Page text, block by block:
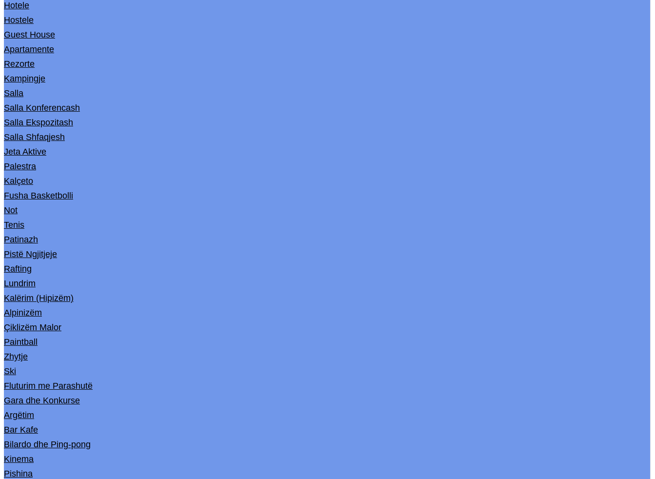
Hotele
Hostele
Guest House
Apartamente
Rezorte
Kampingje
Salla
Salla Konferencash
Salla Ekspozitash
Salla Shfaqjesh
Jeta Aktive
Palestra
Kalçeto
Fusha Basketbolli
Not
Tenis
Patinazh
Pistë Ngjitjeje
Rafting
Lundrim
Kalërim (Hipizëm)
Alpinizëm
Çiklizëm Malor
Paintball
Zhytje
Ski
Fluturim me Parashutë
Gara dhe Konkurse
Argëtim
Bar Kafe
Bilardo dhe Ping-pong
Kinema
Pishina